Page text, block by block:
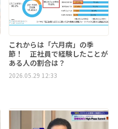
これからは「六月病」の季
節！ 正社員で経験したことが
ある人の割合は？
2026.05.29 12:33